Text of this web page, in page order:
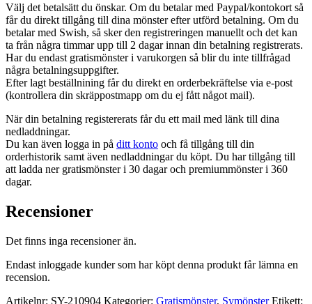
Välj det betalsätt du önskar. Om du betalar med Paypal/kontokort så
får du direkt tillgång till dina mönster efter utförd betalning. Om du
betalar med Swish, så sker den registreringen manuellt och det kan
ta från några timmar upp till 2 dagar innan din betalning registrerats.
Har du endast gratismönster i varukorgen så blir du inte tillfrågad
några betalningsuppgifter.
Efter lagt beställnining får du direkt en orderbekräftelse via e-post
(kontrollera din skräppostmapp om du ej fått något mail).
När din betalning registererats får du ett mail med länk till dina
nedladdningar.
Du kan även logga in på ditt konto och få tillgång till din
orderhistorik samt även nedladdningar du köpt. Du har tillgång till
att ladda ner gratismönster i 30 dagar och premiummönster i 360
dagar.
Recensioner
Det finns inga recensioner än.
Endast inloggade kunder som har köpt denna produkt får lämna en
recension.
Artikelnr: SY-210904 Kategorier: Gratismönster, Symönster Etikett: